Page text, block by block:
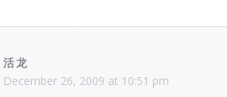
活龙
December 26, 2009 at 10:51 pm